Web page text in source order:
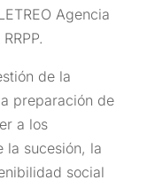
Agencia
de la
preparación de
a los
la sucesión, la
social